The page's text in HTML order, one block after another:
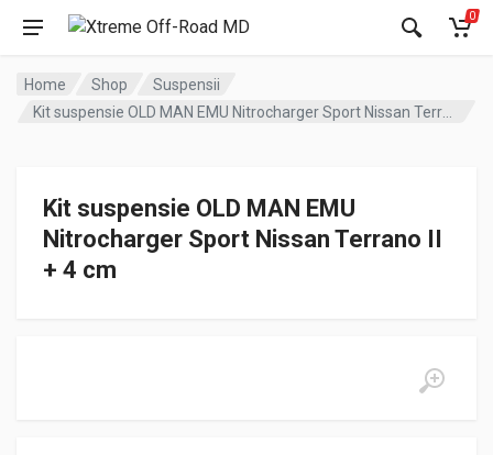
0
Home Shop
Suspensii
Kit suspensie OLD MAN EMU
Nitrocharger Sport Nissan Terrano II
+ 4 cm